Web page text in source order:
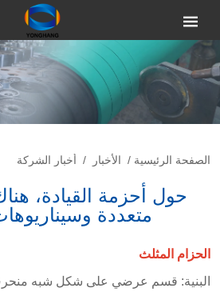
الصفحة الرئيسية / الأخبار / أخبار الشركة
حول أحزمة القيادة،
متعددة
الحزام المثلث
البنية: قسم عرضي على شكل شبه